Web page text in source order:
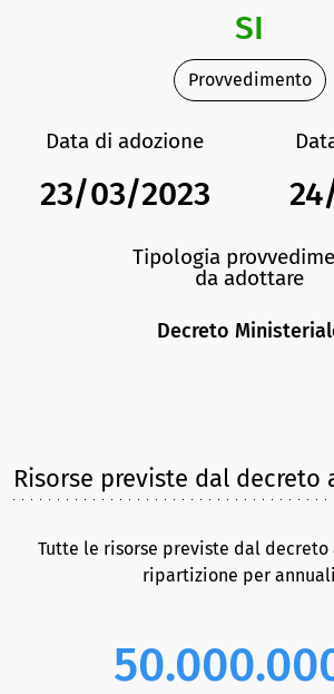
SI
Provvedimento
Data di adozione
23/03/2023
Tipologia
da adottare
Decreto
Risorse previste dal decreto
Tutte le risorse previste dal
ripartizione per